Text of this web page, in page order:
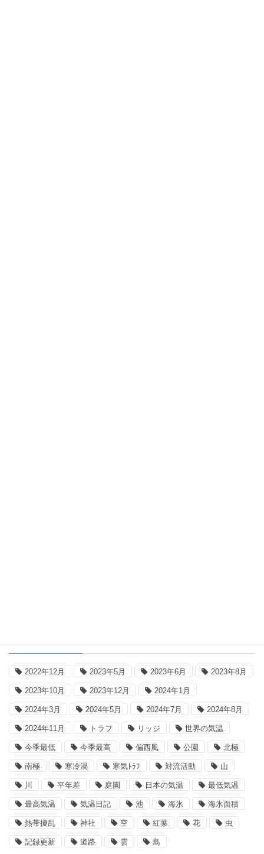
2022年12月 2023年5月 2023年6月 2023年8月
2023年10月 2023年12月 2024年1月
2024年3月 2024年5月 2024年7月 2024年8月
2024年11月 トラフ リッジ 世界の気温
今季最低 今季最高 偏西風 公園 北極
南極 寒冷渦 寒気ﾄﾗﾌ 対流活動 山
川 平年差 庭園 日本の気温 最低気温
最高気温 気温日記 池 海氷 海氷面積
熱帯擾乱 神社 空 紅葉 花 虫
記録更新 道路 雲 鳥